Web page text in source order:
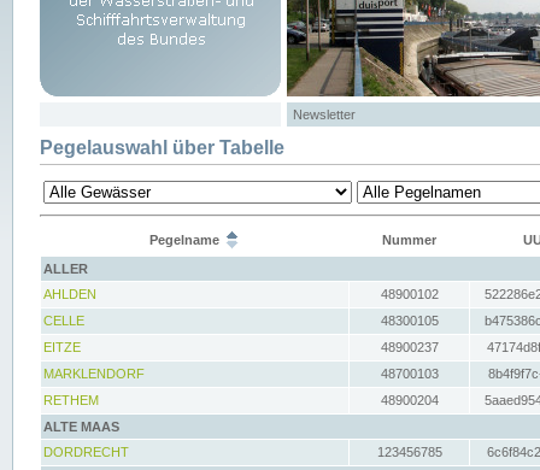
Newsletter
Pegelauswahl über Tabelle
Pegelname Nummer
ALLER
AHLDEN
48900102
CELLE
48300105
EITZE
48900237
MARKLENDORF
48700103
RETHEM
48900204
ALTE MAAS
DORDRECHT
123456785